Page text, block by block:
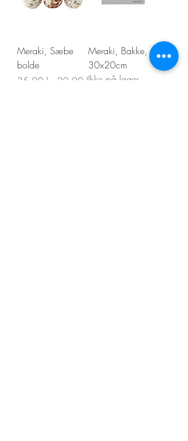
Meraki, Sæbe
bolde
Regulær pris
35,00 kr. Salgspris
20,00 kr.
Meraki, Bakke,
30x20cm
Ikke på lager